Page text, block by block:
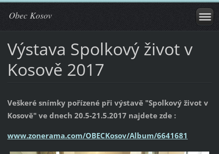
Obec Kosov
Výstava Spolkový život v
Kosově 2017
Veškeré snímky pořízené při výstavě "Spolkový život v
Kosově" ve dnech 20.5-21.5.2017 najdete zde :
www.zonerama.com/OBECKosov/Album/6641681